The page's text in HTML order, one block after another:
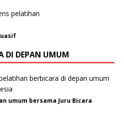
DI DEPAN UMUM
umum bersama Juru Bicara